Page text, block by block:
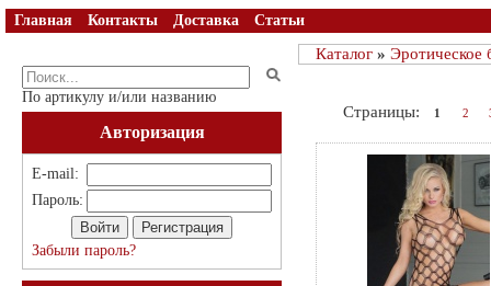
Главная Контакты Доставка Статьи
По артикулу и/или названию
Авторизация
E-mail:
Пароль:
Забыли пароль?
Каталог » Эротическое
Страницы: 1 2